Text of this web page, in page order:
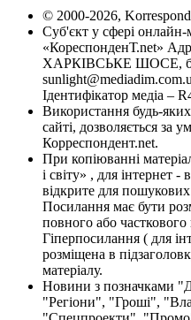
© 2000-2026,
Суб'єкт у сфері онлайн-
«КореспонденТ.net»
ХАРКІВСЬКЕ ШОСЕ,
Ідентифікатор медіа –
Використання будь-
сайті, дозволяється за
Корреспондент.net.
При копіюванні
і світу» , для інтернет
відкрите для
Посилання має бути
повного або часткового
Гіперпосилання ( для
розміщена в
матеріалу.
Новини з позначками
"Регіони", "Гроші",